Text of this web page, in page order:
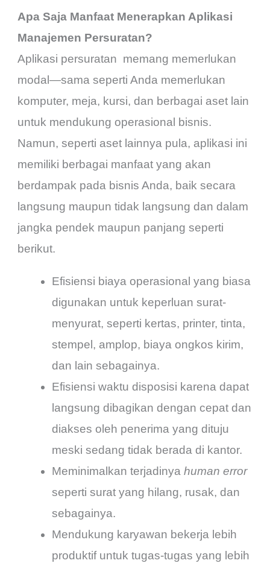
Apa Saja Manfaat Menerapkan Aplikasi
Manajemen Persuratan?
Aplikasi persuratan memang memerlukan
modal—sama seperti Anda memerlukan
komputer, meja, kursi, dan berbagai aset lain
untuk mendukung operasional bisnis.
Namun, seperti aset lainnya pula, aplikasi ini
memiliki berbagai manfaat yang akan
berdampak pada bisnis Anda, baik secara
langsung maupun tidak langsung dan dalam
jangka pendek maupun panjang seperti
berikut.
Efisiensi biaya operasional yang biasa
digunakan untuk keperluan surat-
menyurat, seperti kertas, printer, tinta,
stempel, amplop, biaya ongkos kirim,
dan lain sebagainya.
Efisiensi waktu disposisi karena dapat
langsung dibagikan dengan cepat dan
diakses oleh penerima yang dituju
meski sedang tidak berada di kantor.
Meminimalkan terjadinyahuman error
seperti surat yang hilang, rusak, dan
sebagainya.
Mendukung karyawan bekerja lebih
produktif untuk tugas-tugas yang lebih